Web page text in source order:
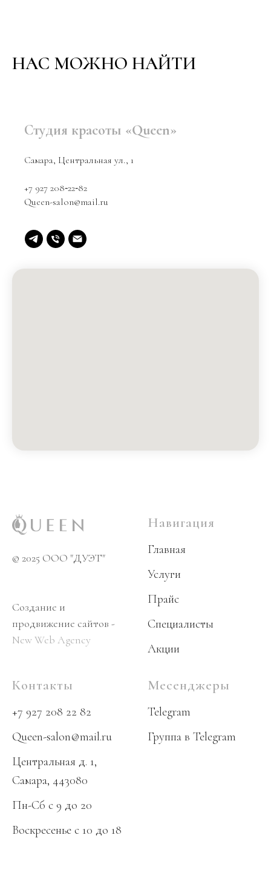
НАС МОЖНО НАЙТИ
Студия красоты «Queen»
Самара, Центральная ул., 1
+7 927 208‑22‑82
Queen-salon@mail.ru
© 2025 OOO "ДУЭТ"
Создание и
продвижение сайтов -
New Web Agency
Навигация
Главная
Услуги
Прайс
Специалисты
Акции
Контакты
+7 927 208 22 82
Queen-salon@mail.ru
Центральная д. 1,
Самара, 443080
Пн-Сб с 9 до 20
Воскресенье с 10 до 18
Месенджеры
Telegram
Группа в Telegram